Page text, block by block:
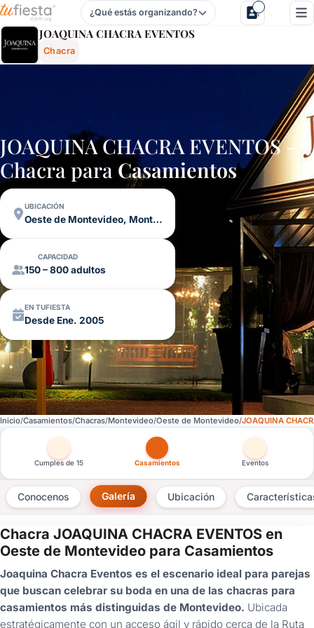
Joaquina Chacra Eventos - Chacra En Oeste De
¿Qué estás organizando?
JOAQUINA CHACRA EVENTOS
Chacra
JOAQUINA CHACRA EVENTOS –
Chacra para Casamientos
UBICACIÓN
Oeste de Montevideo, Montevideo
CAPACIDAD
150 – 800 adultos
EN TUFIESTA
Desde Ene. 2005
Inicio Casamientos Chacras Montevideo Oeste de Montevideo JOAQUINA
Otras versiones de esta ficha por tipo de festejo
Cumples de 15 Casamientos Eventos
Conocenos Galería Ubicación
Chacra JOAQUINA CHACRA EVENTOS en
Oeste de Montevideo para Casamientos
Joaquina Chacra Eventos es el escenario ideal para parejas
que buscan celebrar su boda en una de las chacras para
casamientos más distinguidas de Montevideo. Ubicada
estratégicamente con un acceso ágil y rápido cerca de la Ruta
×
Consultar
tenés
cuenta?